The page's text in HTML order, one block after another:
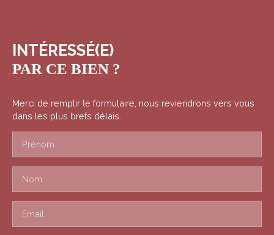
INTÉRESSÉ(E)
PAR CE BIEN ?
Merci de remplir le formulaire, nous reviendrons vers vous
dans les plus brefs délais.
Prénom
Nom
Email